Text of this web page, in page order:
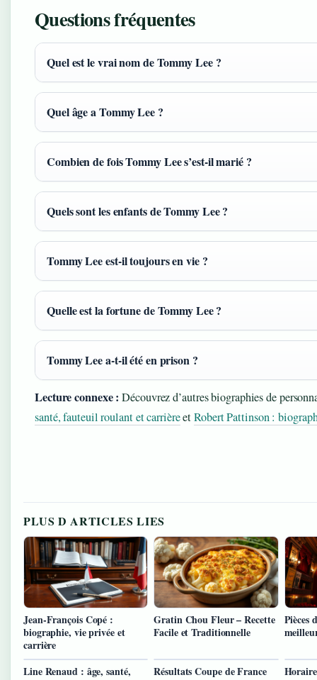
Questions fréquentes
Quel est le vrai nom de Tommy Lee ?
Quel âge a Tommy Lee ?
Combien de fois Tommy Lee s’est-il marié ?
Quels sont les enfants de Tommy Lee ?
Tommy Lee est-il toujours en vie ?
Quelle est la fortune de Tommy Lee ?
Tommy Lee a-t-il été en prison ?
Lecture connexe : Découvrez d’autres biographies de
santé, fauteuil roulant et carrièreetRobert Pattinson :
PLUS D ARTICLES LIES
Jean-François Copé :
biographie, vie privée et
carrière
Gratin Chou Fleur – Recette
Facile et Traditionnelle
Pièces
Line Renaud : âge, santé,
Résultats Coupe de France